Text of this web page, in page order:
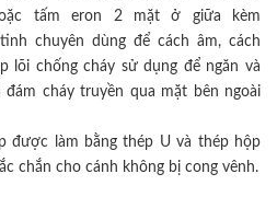
tấm eron 2 mặt ở giữa kèm
chuyên dùng để cách âm, cách
lõi chống cháy sử dụng để ngăn và
cháy truyền qua mặt bên ngoài
được làm bằng thép U và thép hộp
chắn cho cánh không bị cong vênh.